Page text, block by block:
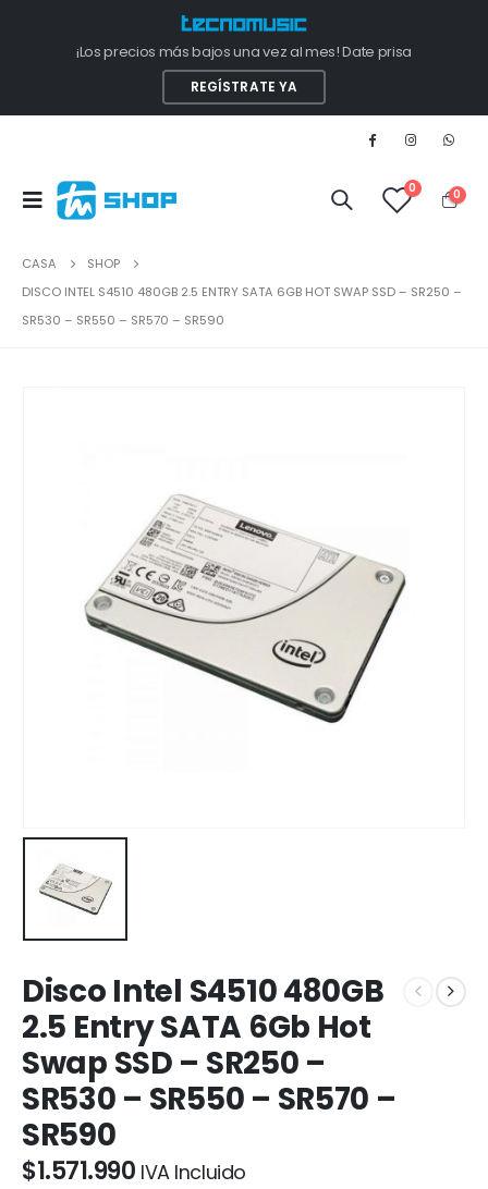
¡Los precios más bajos una vez al mes! Date prisa
REGÍSTRATE YA
0 0
CASA
SHOP
DISCO INTEL S4510 480GB 2.5 ENTRY SATA 6GB HOT SWAP SSD – SR250 –
SR530 – SR550 – SR570 – SR590
Disco Intel S4510 480GB
2.5 Entry SATA 6Gb Hot
Swap SSD – SR250 –
SR530 – SR550 – SR570 –
SR590
$1.571.990 IVA Incluido